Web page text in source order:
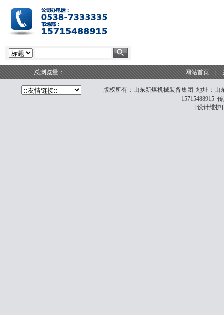
总浏览量： 网站首页 |
版权所有： 山东新煤机械装备集团 地址：山
15715488915
[设计维护